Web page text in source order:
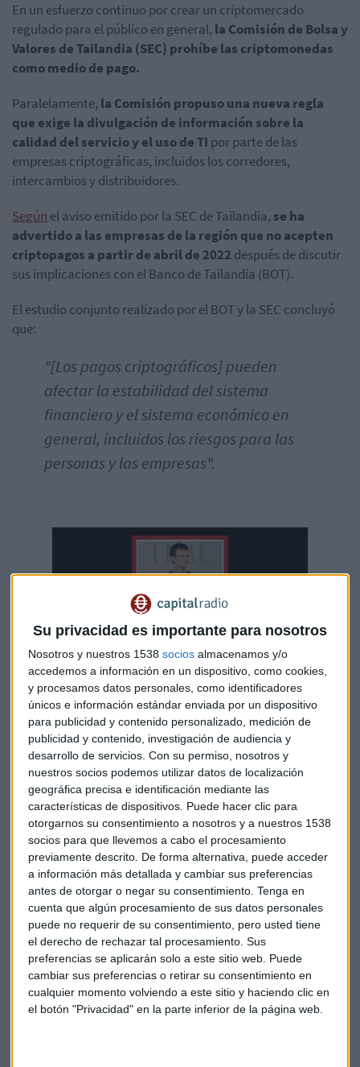
Su privacidad es importante para nosotros
Nosotros y nuestros 1538 socios almacenamos y/o
accedemos a información en un dispositivo, como cookies,
y procesamos datos personales, como identificadores
únicos e información estándar enviada por un dispositivo
para publicidad y contenido personalizado, medición de
publicidad y contenido, investigación de audiencia y
desarrollo de servicios. Con su permiso, nosotros y
nuestros socios podemos utilizar datos de localización
geográfica precisa e identificación mediante las
características de dispositivos. Puede hacer clic para
otorgarnos su consentimiento a nosotros y a nuestros 1538
socios para que llevemos a cabo el procesamiento
previamente descrito. De forma alternativa, puede acceder
a información más detallada y cambiar sus preferencias
antes de otorgar o negar su consentimiento. Tenga en
cuenta que algún procesamiento de sus datos personales
puede no requerir de su consentimiento, pero usted tiene
el derecho de rechazar tal procesamiento. Sus
preferencias se aplicarán solo a este sitio web. Puede
cambiar sus preferencias o retirar su consentimiento en
cualquier momento volviendo a este sitio y haciendo clic en
el botón "Privacidad" en la parte inferior de la página web.
En un esfuerzo continuo por crear un criptomercado
regulado para el público en general, la Comisión de Bolsa y
Valores de Tailandia (SEC) prohíbe las criptomonedas
como medio de pago.
Paralelamente, la Comisión propuso una nueva regla
que exige la divulgación de información sobre la
calidad del servicio y el uso de TI por parte de las
empresas criptográficas, incluidos los corredores,
intercambios y distribuidores.
Según el aviso emitido por la SEC de Tailandia, se ha
advertido a las empresas de la región que no acepten
criptopagos a partir de abril de 2022 después de discutir
sus implicaciones con el Banco de Tailandia (BOT).
El estudio conjunto realizado por el BOT y la SEC concluyó
que:
"[Los pagos criptográficos] pueden
afectar la estabilidad del sistema
financiero y el sistema económico en
general, incluidos los riesgos para las
personas y las empresas".
Vitalik Buterin habla de los peligros de las
criptos en TIME
El "príncipe de las criptomonedas", como se refiere a
Vitalik en la revista, dijo que la industria de las
criptomonedas tiene un problema de imagen.
Capital Radio / / 2022-03-18
Riesgos destacados por la SEC
Algunos de estos riesgos destacados por la SEC incluyen la
pérdida de valor causada por la volatilidad de los
precios, el robo cibernético, el lavado de dinero y la
fuga de datos personales.Una vez implementado, se
prohibirá a las empresas en Tailandia: anunciar la
aceptación decriptopagos y establecer sistemas,
herramientas y billeteras para facilitar las
criptotransacciones.